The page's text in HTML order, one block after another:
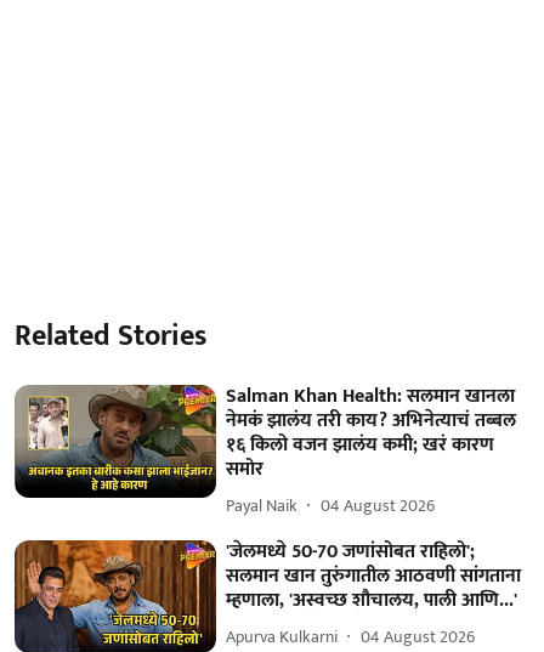
Related Stories
Salman Khan Health: सलमान खानला
नेमकं झालंय तरी काय? अभिनेत्याचं तब्बल
१६ किलो वजन झालंय कमी; खरं कारण
समोर
Payal Naik 04 August 2026
'जेलमध्ये 50-70 जणांसोबत राहिलो';
सलमान खान तुरुंगातील आठवणी सांगताना
म्हणाला, 'अस्वच्छ शौचालय, पाली आणि...'
Apurva Kulkarni 04 August 2026